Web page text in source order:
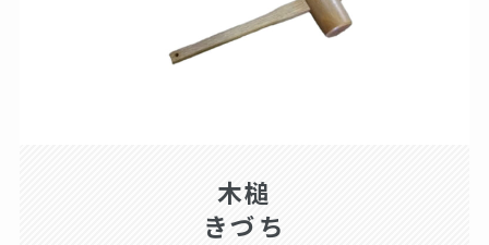
木槌
きづち